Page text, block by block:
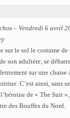
– Vendredi 6 avril
sur le sol le costume de
son adultère, se
lentement sur une
C’est ainsi, sans
de « The Suit
des Bouffes du Nord.